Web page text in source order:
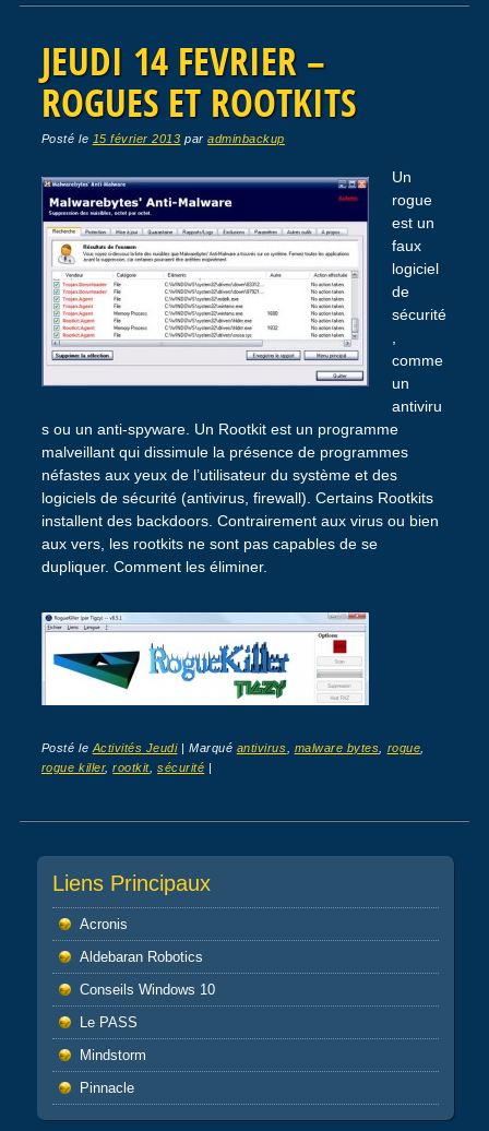
JEUDI 14 FEVRIER –
ROGUES ET ROOTKITS
Posté le 15 février 2013 paradminbackup
Un
rogue
est un
faux
logiciel
de
sécurité
comme
un
antiviru
s ou un anti-spyware. Un Rootkit est un programme
malveillant qui dissimule la présence de programmes
néfastes aux yeux de l’utilisateur du système et des
logiciels de sécurité (antivirus, firewall). Certains Rootkits
installent des backdoors. Contrairement aux virus ou bien
aux vers, les rootkits ne sont pas capables de se
dupliquer. Comment les éliminer.
Posté le Activités Jeudi |Marqué antivirus malware bytes rogue
rogue killer,rootkit,sécurité |
Post navigation
Liens Principaux
Acronis
Aldebaran Robotics
Conseils Windows 10
Le PASS
Mindstorm
Pinnacle